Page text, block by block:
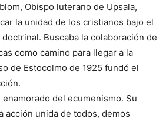
Obispo luterano de Upsala,
la unidad de los cristianos bajo el
Buscaba la colaboración de
como camino para llegar a la
de Estocolmo de 1925 fundó el
del ecumenismo. Su
acción unida de todos, demos